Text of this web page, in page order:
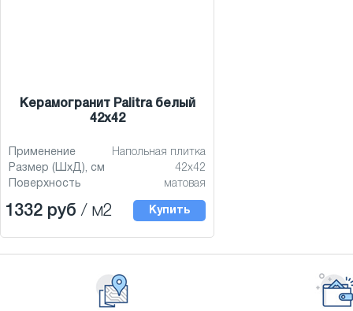
Керамогранит Palitra белый
42x42
Применение
Напольная плитка
Размер (ШхД), см
42x42
Поверхность
матовая
1332 руб / м2 Купить